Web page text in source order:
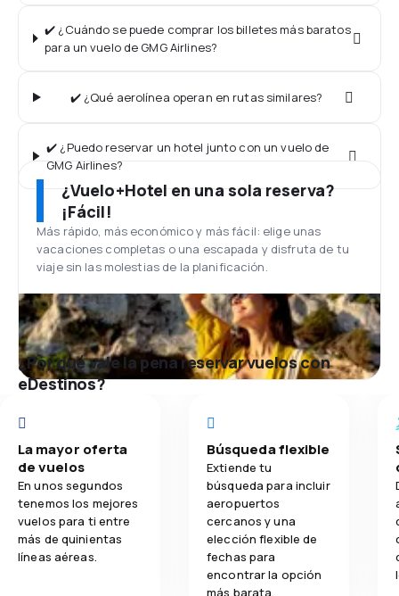
✔️ ¿Cuándo se puede comprar los billetes más baratos
para un vuelo de GMG Airlines?
✔️ ¿Qué aerolínea operan en rutas similares?
✔️ ¿Puedo reservar un hotel junto con un vuelo de
GMG Airlines?
¿Vuelo+Hotel en una sola reserva?
¡Fácil!
Más rápido, más económico y más fácil: elige unas
vacaciones completas o una escapada y disfruta de tu
viaje sin las molestias de la planificación.
¿Por qué vale la pena reservar vuelos con
eDestinos?
La mayor oferta
de vuelos
En unos segundos
tenemos los mejores
vuelos para ti entre
más de quinientas
líneas aéreas.
Búsqueda flexible
Extiende tu
búsqueda para incluir
aeropuertos
cercanos y una
elección flexible de
fechas para
encontrar la opción
más barata.